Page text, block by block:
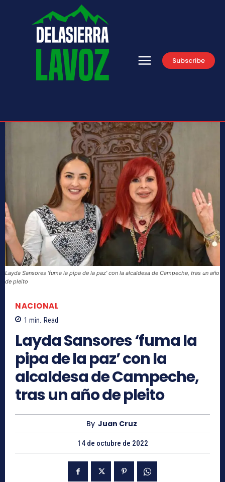
Subscribe
Layda Sansores ‘fuma la pipa de la paz’ con la alcaldesa de Campeche, tras un año
de pleito
NACIONAL
1 min. Read
Layda Sansores ‘fuma la
pipa de la paz’ con la
alcaldesa de Campeche,
tras un año de pleito
By Juan Cruz
14 de octubre de 2022